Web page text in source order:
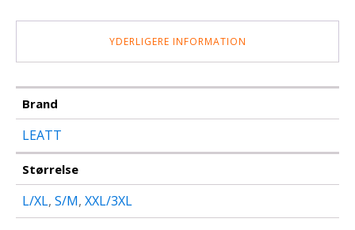
YDERLIGERE INFORMATION
Brand
LEATT
Størrelse
L/XL, S/M, XXL/3XL